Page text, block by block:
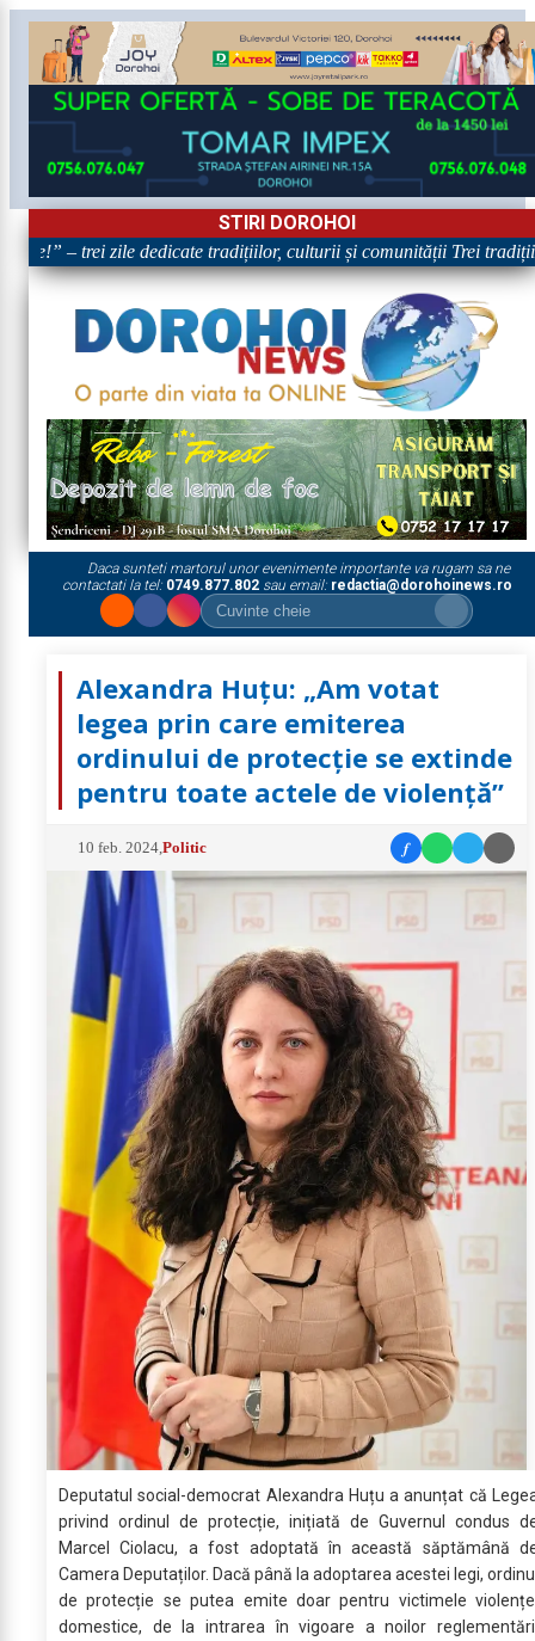
STIRI DOROHOI
– trei zile dedicate tradițiilor, culturii și comunității Trei tradiții.
Daca sunteti martorul unor evenimente importante va rugam sa ne
contactati la tel: 0749.877.802sau email: redactia@dorohoinews.ro
Alexandra Huțu: „Am votat
legea prin care emiterea
ordinului de protecție se extinde
pentru toate actele de violență”
10 feb. 2024 ,Politic f
Deputatul social-democrat Alexandra Huțu a anunțat că
privind ordinul de protecție, inițiată de Guvernul condus
Marcel Ciolacu, a fost adoptată în această săptămână
Camera Deputaților. Dacă până la adoptarea acestei legi,
de protecție se putea emite doar pentru victimele
domestice, de la intrarea în vigoare a noilor